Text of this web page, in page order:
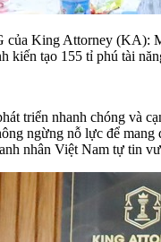
của King Attorney
kiến tạo 155 tỉ phú tài
triển nhanh chóng và
ngừng nỗ lực để
nhân Việt Nam tự tin